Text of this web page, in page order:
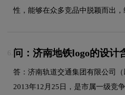
性，能够在众多竞品中脱颖而出，
6. 问：济南地铁logo的设计
答：济南轨道交通集团有限公司
2013年12月25日，是市属一级竞